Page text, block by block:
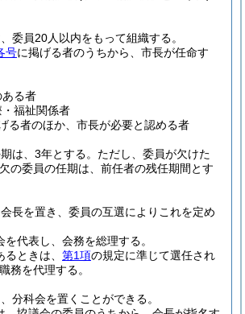
委員20人以内をもって組織する。
号に掲げる者のうちから、市長が任命す
る者
福祉関係者
る者のほか、市長が必要と認める者
は、3年とする。 ただし、委員が欠けた
の委員の任期は、前任者の残任期間とす
長を置き、委員の互選によりこれを定め
代表し、会務を総理する。
ときは、 第1項の規定に準じて選任され
務を代理する。
分科会を置くことができる。